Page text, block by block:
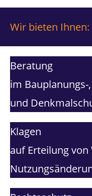
Wir bieten Ihnen:
Beratung
im
und
Klagen
auf Erteilung von